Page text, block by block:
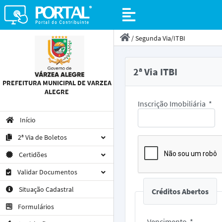
PREFEITURA MUNICIPAL DE VARZEA
ALEGRE
Início
2ª Via de Boletos
Certidões
Validar Documentos
Situação Cadastral
Formulários
/Segunda Via/ITBI
2ª Via ITBI
Inscrição Imobiliária *
Créditos Abertos